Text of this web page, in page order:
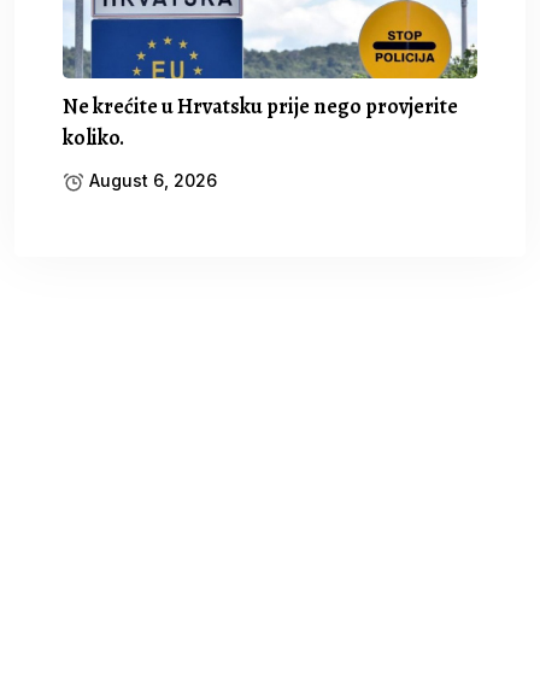
Ne krećite u Hrvatsku prije nego provjerite
koliko.
August 6, 2026